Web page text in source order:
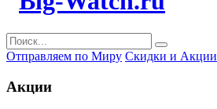
Отправляем по Миру Скидки и Акции
Акции